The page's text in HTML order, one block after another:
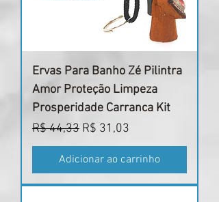
Ervas Para Banho Zé Pilintra
Amor Proteção Limpeza
Prosperidade Carranca Kit
Preço normal
R$ 44,33 Preço promocional
R$ 31,03
Adicionar ao carrinho